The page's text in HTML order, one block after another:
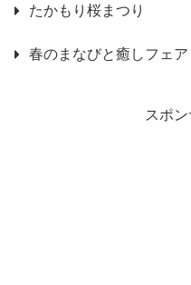
たかもり桜まつり
春のまなびと癒しフェ
スポ